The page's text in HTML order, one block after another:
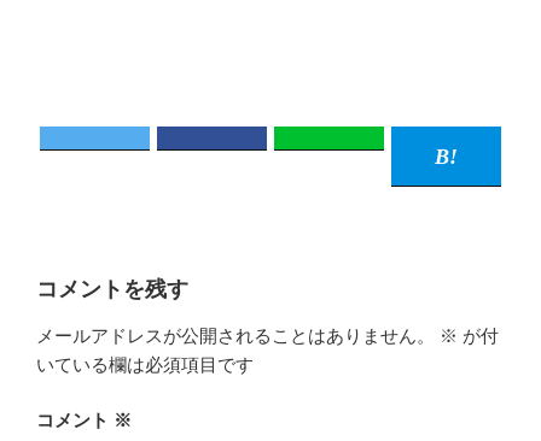
コメントを残す
メールアドレスが公開されることはありません。 ※ が付
いている欄は必須項目です
コメント ※